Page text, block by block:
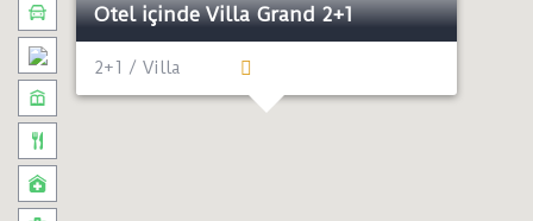
Otel içinde Villa Grand 2+1
2+1 / Villa